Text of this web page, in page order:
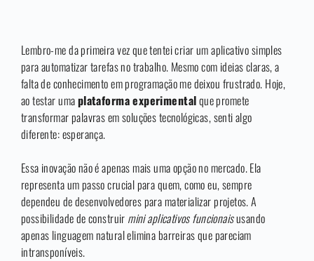
Lembro-me da primeira vez que tentei criar um aplicativo simples
para automatizar tarefas no trabalho. Mesmo com ideias claras, a
falta de conhecimento em programação me deixou frustrado. Hoje,
ao testar umaplataforma experimentalque promete
transformar palavras em soluções tecnológicas, senti algo
diferente: esperança.
Essa inovação não é apenas mais uma opção no mercado. Ela
representa um passo crucial para quem, como eu, sempre
dependeu de desenvolvedores para materializar projetos. A
possibilidade de construir mini aplicativos funcionaisusando
apenas linguagem natural elimina barreiras que pareciam
intransponíveis.